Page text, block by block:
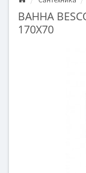
ВАННА
170X70